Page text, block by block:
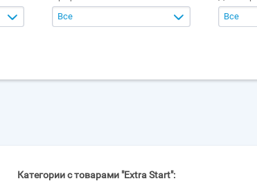
Все Все
Категории с товарами "Extra Start":